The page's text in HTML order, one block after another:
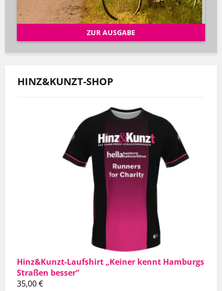
ZUR AUSGABE
HINZ&KUNZT-SHOP
Hinz&Kunzt-Laufshirt „Keiner kennt Hamburgs
Straßen besser“
35,00€